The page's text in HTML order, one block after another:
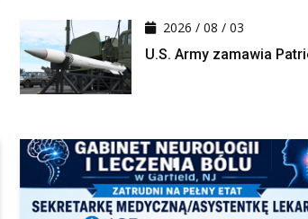
2026 / 08 / 03
U.S. Army zamawia